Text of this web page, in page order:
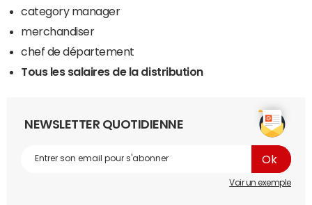
category manager
merchandiser
chef de département
Tous les salaires de la distribution
NEWSLETTER QUOTIDIENNE
Voir un exemple